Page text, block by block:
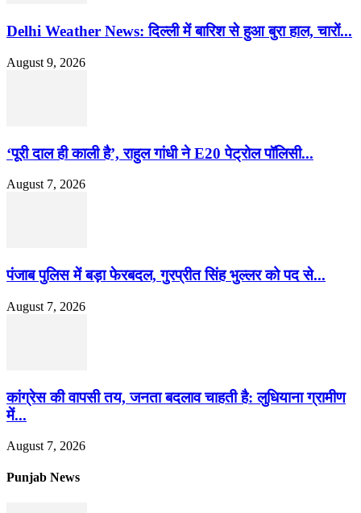
Delhi Weather News: दिल्ली में बारिश से हुआ बुरा हाल, चारों...
August 9, 2026
‘पूरी दाल ही काली है’, राहुल गांधी ने E20 पेट्रोल पॉलिसी...
August 7, 2026
पंजाब पुलिस में बड़ा फेरबदल, गुरप्रीत सिंह भुल्लर को पद से...
August 7, 2026
कांग्रेस की वापसी तय, जनता बदलाव चाहती है: लुधियाना ग्रामीण
में...
August 7, 2026
Punjab News